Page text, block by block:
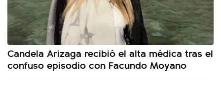
Candela Arizaga recibió el alta médica tras el
confuso episodio con Facundo Moyano